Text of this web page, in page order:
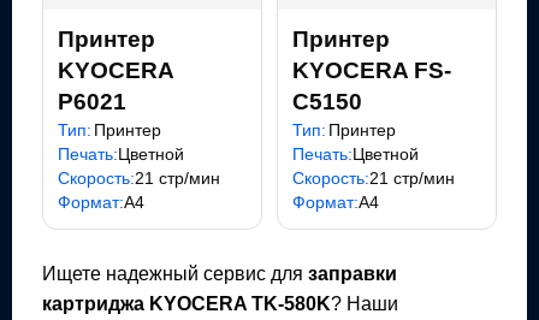
Принтер
KYOCERA
P6021
Тип: Принтер
Печать:Цветной
Скорость:21 стр/мин
Формат:A4
Принтер
KYOCERA FS-
C5150
Тип: Принтер
Печать:Цветной
Скорость:21 стр/мин
Формат:A4
Ищете надежный сервис для заправки
картриджа KYOCERA TK-580K? Наши